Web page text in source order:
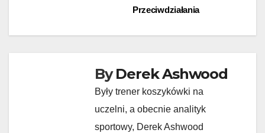
Przeciwdziałania
ByDerek Ashwood
Były trener koszykówki na
uczelni, a obecnie analityk
sportowy, Derek Ashwood